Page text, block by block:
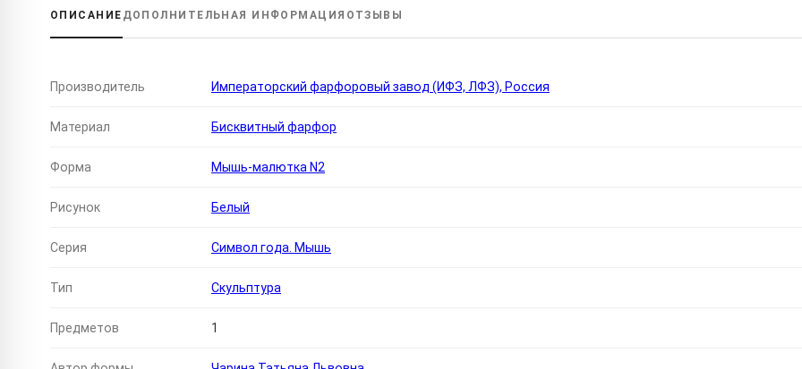
ОПИСАНИЕ ДОПОЛНИТЕЛЬНАЯ ИНФОРМАЦИЯ ОТЗЫВЫ
Производитель Императорский фарфоровый завод (ИФЗ, ЛФЗ), Россия
Материал Бисквитный фарфор
Форма Мышь-малютка N2
Рисунок Белый
Серия Символ года. Мышь
Тип Скульптура
Предметов 1